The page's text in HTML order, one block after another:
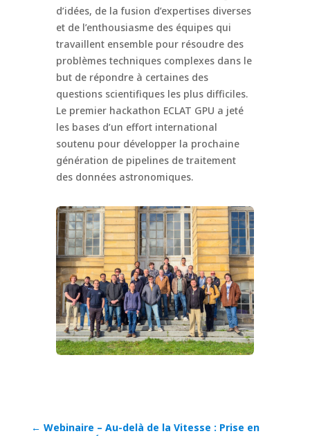
d’idées, de la fusion d’expertises diverses
et de l’enthousiasme des équipes qui
travaillent ensemble pour résoudre des
problèmes techniques complexes dans le
but de répondre à certaines des
questions scientifiques les plus difficiles.
Le premier hackathon ECLAT GPU a jeté
les bases d’un effort international
soutenu pour développer la prochaine
génération de pipelines de traitement
des données astronomiques.
← Webinaire – Au-delà de la Vitesse : Prise en